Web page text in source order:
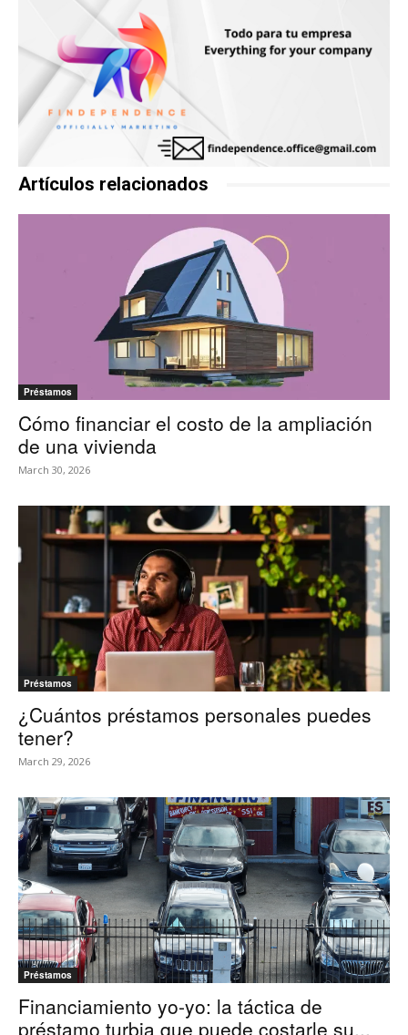
Artículos relacionados
Préstamos
Cómo financiar el costo de la ampliación
de una vivienda
March 30, 2026
Préstamos
¿Cuántos préstamos personales puedes
tener?
March 29, 2026
Préstamos
Financiamiento yo-yo: la táctica de
préstamo turbia que puede costarle su...